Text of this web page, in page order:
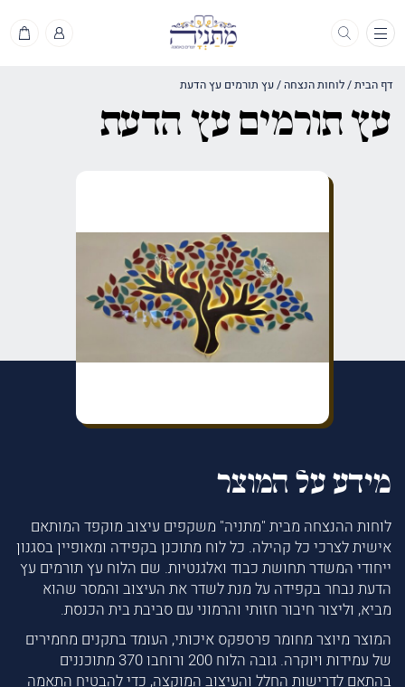
תפריט
דף הבית/לוחות הנצחה /עץ תורמים עץ הדעת
עץ תורמים עץ הדעת
מידע על המוצר
לוחות ההנצחה מבית "מתניה" משקפים עיצוב מוקפד המותאם
אישית לצרכי כל קהילה. כל לוח מתוכנן בקפידה ומאופיין בסגנון
ייחודי המשדר תחושת כבוד ואלגנטיות. שם הלוח עץ תורמים עץ
הדעת נבחר בקפידה על מנת לשדר את העיצוב והמסר שהוא
מביא, וליצור חיבור חזותי והרמוני עם סביבת בית הכנסת.
המוצר מיוצר מחומר פרספקס איכותי, העומד בתקנים מחמירים
של עמידות ויוקרה. גובה הלוח 200 ורוחבו 370 מתוכננים
בהתאם לדרישות החלל והעיצוב המוקצה, כדי להבטיח התאמה